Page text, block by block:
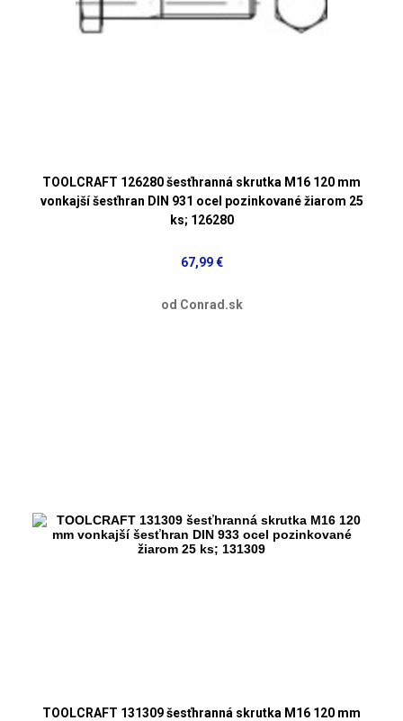
TOOLCRAFT 126280 šesťhranná skrutka M16 120 mm
vonkajší šesťhran DIN 931 ocel pozinkované žiarom 25
ks; 126280
67,99 €
od Conrad.sk
TOOLCRAFT 131309 šesťhranná skrutka M16 120 mm